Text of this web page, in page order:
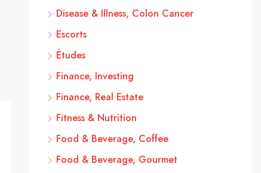
Disease & Illness, Colon Cancer
Escorts
Études
Finance, Investing
Finance, Real Estate
Fitness & Nutrition
Food & Beverage, Coffee
Food & Beverage, Gourmet